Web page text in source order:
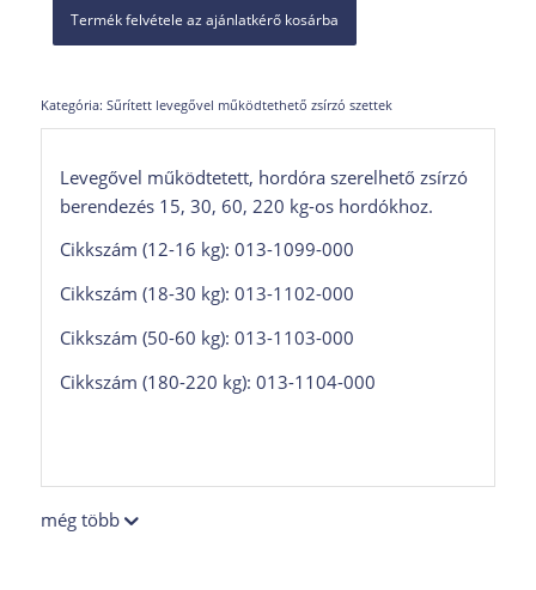
Termék felvétele az ajánlatkérő kosárba
Kategória: Sűrített levegővel működtethető zsírzó szettek
Levegővel működtetett, hordóra szerelhető zsírzó
berendezés 15, 30, 60, 220 kg-os hordókhoz.
Cikkszám (12-16 kg): 013-1099-000
Cikkszám (18-30 kg): 013-1102-000
Cikkszám (50-60 kg): 013-1103-000
Cikkszám (180-220 kg): 013-1104-000
még több